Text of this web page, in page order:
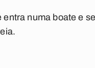
numa boate e se